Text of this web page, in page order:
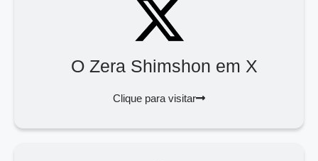
O Zera Shimshon em X
Clique para visitar